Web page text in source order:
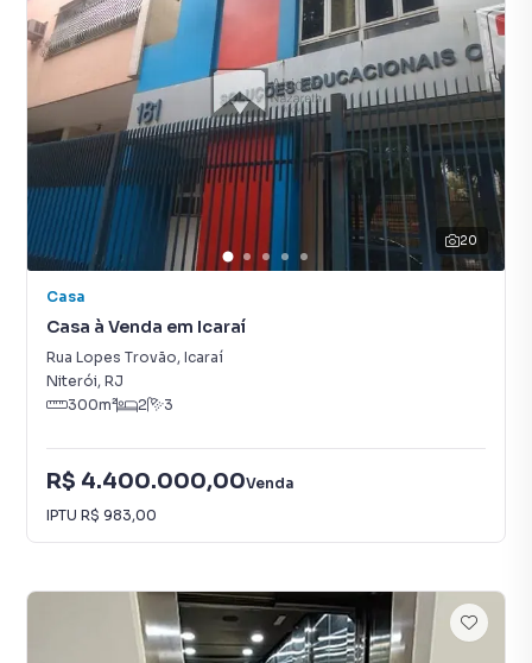
20
Casa
Casa à Venda em Icaraí
Rua Lopes Trovão, Icaraí
Niterói, RJ
300m² 2 3
R$ 4.400.000,00Venda
IPTU R$ 983,00